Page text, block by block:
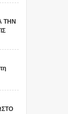
ΤΗΝ